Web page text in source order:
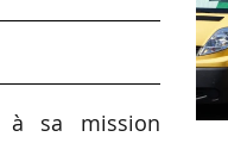
à sa mission